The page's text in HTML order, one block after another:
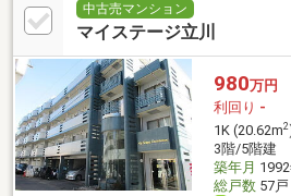
中古売マンション
マイステージ立川
980万円
利回り -
1K (20.62m2
3階/5階建
築年月
総戸数57戸